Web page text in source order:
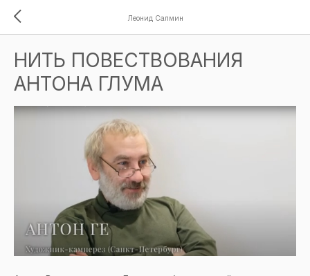
Леонид Салмин
НИТЬ ПОВЕСТВОВАНИЯ
АНТОНА ГЛУМА